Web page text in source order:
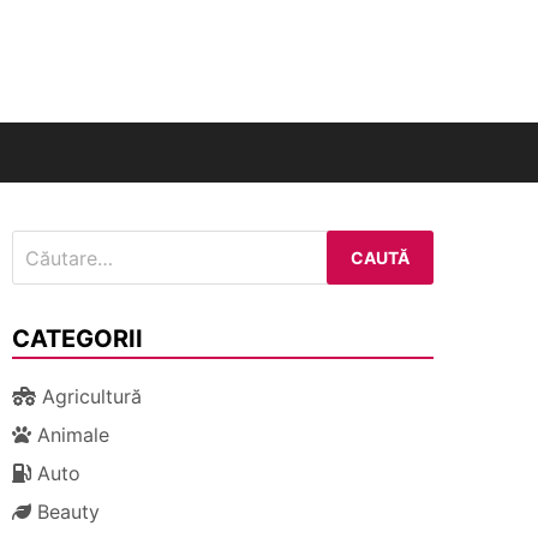
după:
CATEGORII
Agricultură
Animale
Auto
Beauty